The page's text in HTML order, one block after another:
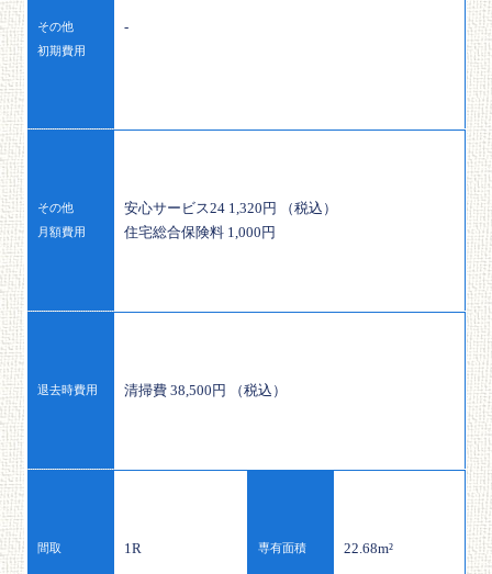
その他
初期費用
-
その他
月額費用
安心サービス24 1,320円 （税込）
住宅総合保険料 1,000円
退去時費用 清掃費 38,500円 （税込）
間取 1R 専有面積 22.68m²